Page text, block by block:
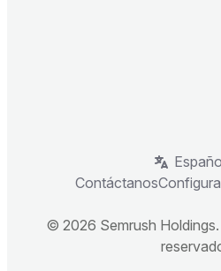
Contáctanos
© 2026 Semrush